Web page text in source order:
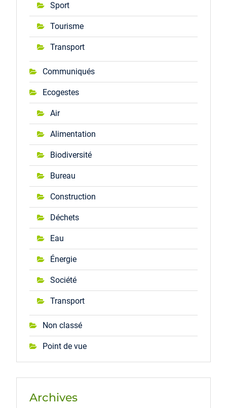
Sport
Tourisme
Transport
Communiqués
Ecogestes
Air
Alimentation
Biodiversité
Bureau
Construction
Déchets
Eau
Énergie
Société
Transport
Non classé
Point de vue
Archives